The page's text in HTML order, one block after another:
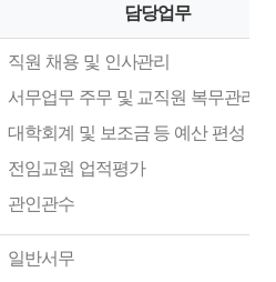
담당업무
직원 채용 및 인사관리
서무업무 주무 및 교직원 복무관리
대학회계 및 보조금 등 예산 편성
전임교원 업적평가
관인관수
일반서무